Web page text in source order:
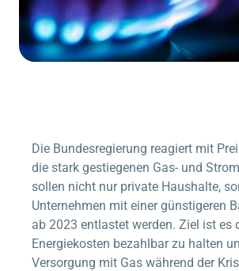
Die Bundesregierung reagiert mit
die stark gestiegenen Gas- und
sollen nicht nur private Haushalte,
Unternehmen mit einer günstigeren
ab 2023 entlastet werden. Ziel ist es
Energiekosten bezahlbar zu halten
Versorgung mit Gas während der